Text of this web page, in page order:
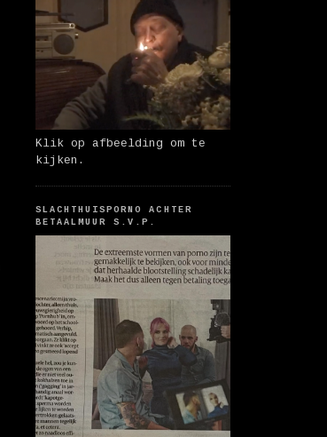
Klik op afbeelding om te
kijken.
SLACHTHUISPORNO ACHTER
BETAALMUUR S.V.P.